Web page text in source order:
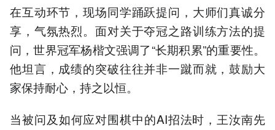
在互动环节，现场同学踊跃提问，大师们真诚分
享，气氛热烈。面对关于夺冠之路训练方法的提
问，世界冠军杨楷文强调了“长期积累”的重要性。
他坦言，成绩的突破往往并非一蹴而就，鼓励大
家保持耐心，持之以恒。
当被问及如何应对围棋中的AI招法时，王汝南先